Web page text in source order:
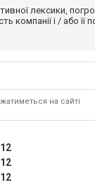
лексики,
компанії і / або
на сайті